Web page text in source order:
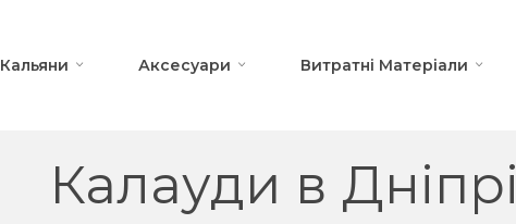
Кальяни Аксесуари Витратні Матеріали
Калауди в Дніпрі